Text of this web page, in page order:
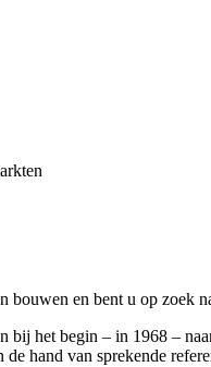
en bent u op zoek
het begin – in 1968 –
hand van sprekende